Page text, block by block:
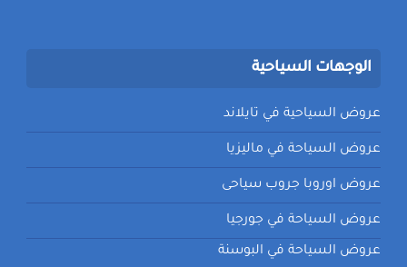
الوجهات السياحية
عروض السياحية في تايلاند
عروض السياحة في ماليزيا
عروض اوروبا جروب سياحى
عروض السياحة في جورجيا
عروض السياحة في البوسنة